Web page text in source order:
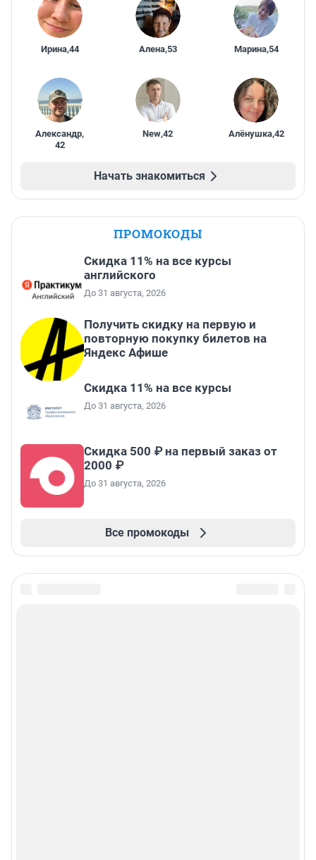
Ирина,44 Алена,53 Марина,54
Александр,
42
New,42 Алёнушка,42
Начать знакомиться
ПРОМОКОДЫ
Скидка 11% на все курсы
английского
До 31 августа, 2026
Получить скидку на первую и
повторную покупку билетов на
Яндекс Афише
Скидка 11% на все курсы
До 31 августа, 2026
Скидка 500 ₽ на первый заказ от
2000 ₽
До 31 августа, 2026
Все промокоды